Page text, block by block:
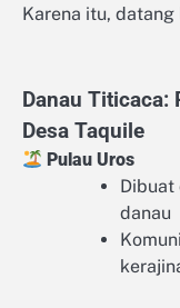
Karena itu,
Danau
Desa Taquile
Pulau Uros
Dibuat
danau